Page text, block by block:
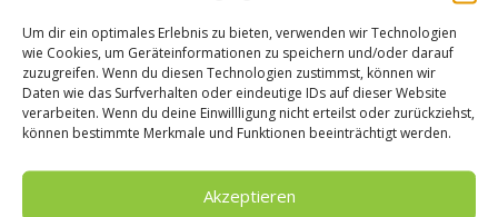
Um dir ein optimales Erlebnis zu bieten, verwenden wir Technologien
wie Cookies, um Geräteinformationen zu speichern und/oder darauf
zuzugreifen. Wenn du diesen Technologien zustimmst, können wir
Daten wie das Surfverhalten oder eindeutige IDs auf dieser Website
verarbeiten. Wenn du deine Einwillligung nicht erteilst oder zurückziehst,
können bestimmte Merkmale und Funktionen beeinträchtigt werden.
Akzeptieren
Meistgelesen
Rezept: Deichlammrücken in der
Brotkruste auf Tomatenconfit und
gefüllten Poveraden